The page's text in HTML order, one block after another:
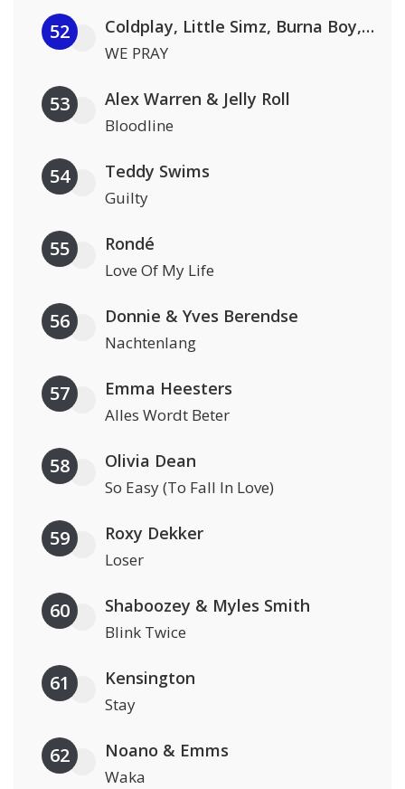
52 Coldplay, Little Simz, Burna Boy, Elyanna & TINI
WE PRAY
53 Alex Warren & Jelly Roll
Bloodline
54 Teddy Swims
Guilty
55 Rondé
Love Of My Life
56 Donnie & Yves Berendse
Nachtenlang
57 Emma Heesters
Alles Wordt Beter
58 Olivia Dean
So Easy (To Fall In Love)
59 Roxy Dekker
Loser
60 Shaboozey & Myles Smith
Blink Twice
61 Kensington
Stay
62 Noano & Emms
Waka